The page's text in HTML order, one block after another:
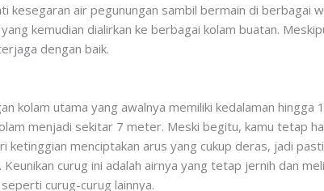
air pegunungan sambil bermain di berbagai
kemudian dialirkan ke berbagai kolam buatan.
dengan baik.
kolam utama yang awalnya memiliki kedalaman hingga
menjadi sekitar 7 meter. Meski begitu, kamu tetap
menciptakan arus yang cukup deras, jadi
curug ini adalah airnya yang tetap jernih dan
curug-curug lainnya.